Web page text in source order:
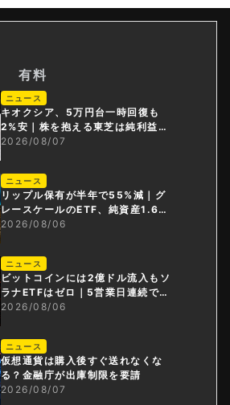
有料
ニュース
キオクシア、5万円台一時回復も
2%安｜株を抱える東芝は純利益3
0倍
2026/08/07
ニュース
リップル保有が半年で55%減｜グ
レースケールのETF、純資産1.6億
ドル減
2026/08/06
ニュース
ビットコインには2億ドル流入もソ
ラナETFはゼロ｜5営業日連続で停
止
2026/08/06
ニュース
仮想通貨は購入後すぐ送れなくな
る？金融庁が出庫制限を要請
2026/08/07